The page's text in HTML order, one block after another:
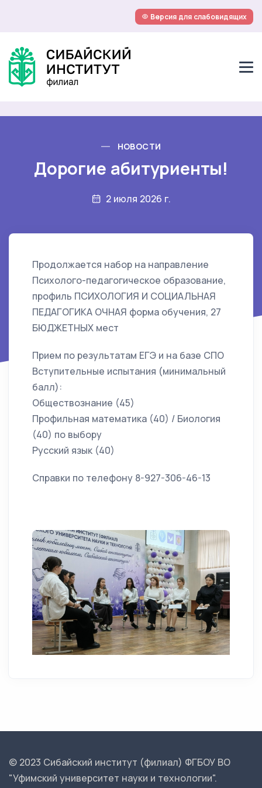
Версия для слабовидящих
НОВОСТИ
Дорогие абитуриенты!
2 июля 2026 г.
Продолжается набор на направление
Психолого-педагогическое образование,
профиль ПСИХОЛОГИЯ И СОЦИАЛЬНАЯ
ПЕДАГОГИКА ОЧНАЯ форма обучения, 27
БЮДЖЕТНЫХ мест
Прием по результатам ЕГЭ и на базе СПО
Вступительные испытания (минимальный
балл):
Обществознание (45)
Профильная математика (40) / Биология
(40) по выбору
Русский язык (40)
Справки по телефону 8-927-306-46-13
© 2023 Сибайский институт (филиал) ФГБОУ ВО
"Уфимский университет науки и технологии".